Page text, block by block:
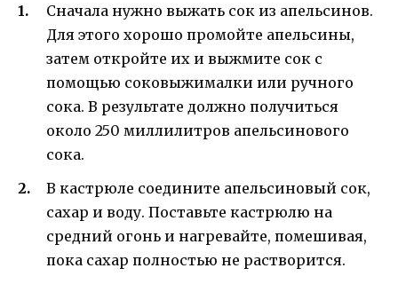
Сначала нужно выжать сок из апельсинов.
Для этого хорошо промойте апельсины,
затем откройте их и выжмите сок с
помощью соковыжималки или ручного
сока. В результате должно получиться
около 250 миллилитров апельсинового
сока.
В кастрюле соедините апельсиновый сок,
сахар и воду. Поставьте кастрюлю на
средний огонь и нагревайте, помешивая,
пока сахар полностью не растворится.